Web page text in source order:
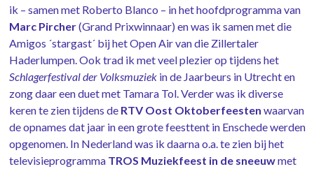
ik – samen met Roberto Blanco – in het hoofdprogramma van
Marc Pircher(Grand Prixwinnaar) en was ik samen met die
Amigos ´stargast´ bij het Open Air van die Zillertaler
Haderlumpen. Ook trad ik met veel plezier op tijdens het
Schlagerfestival der Volksmuziekin de Jaarbeurs in Utrecht en
zong daar een duet met Tamara Tol. Verder was ik diverse
keren te zien tijdens de RTV Oost Oktoberfeesten waarvan
de opnames dat jaar in een grote feesttent in Enschede werden
opgenomen. In Nederland was ik daarna o.a. te zien bij het
televisieprogramma TROS Muziekfeest in de sneeuwmet